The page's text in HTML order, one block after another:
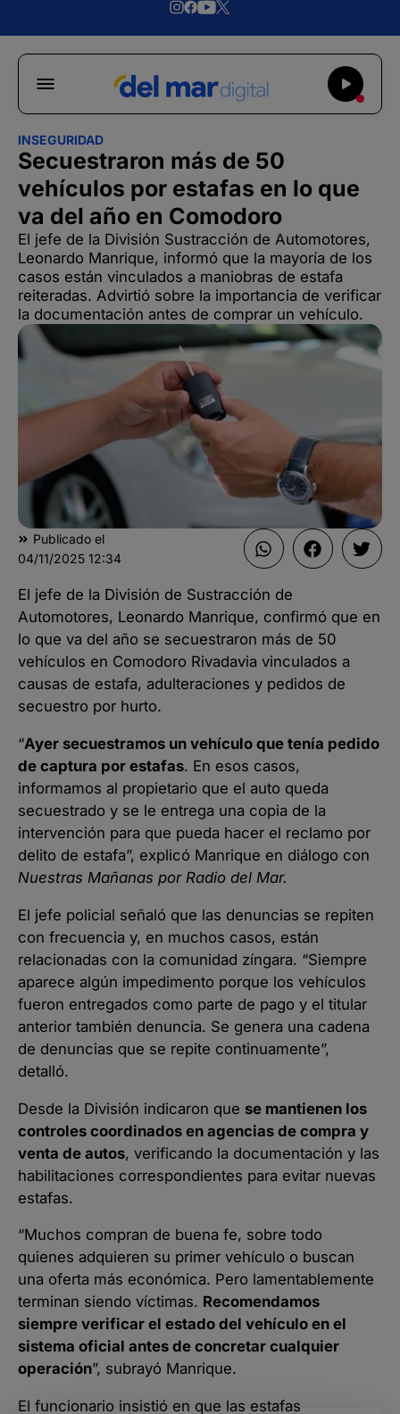
INSEGURIDAD
Secuestraron más de 50
vehículos por estafas en lo que
va del año en Comodoro
El jefe de la División Sustracción de Automotores,
Leonardo Manrique, informó que la mayoría de los
casos están vinculados a maniobras de estafa
reiteradas. Advirtió sobre la importancia de verificar
la documentación antes de comprar un vehículo.
Publicado el
04/11/2025 12:34
El jefe de la División de Sustracción de
Automotores, Leonardo Manrique, confirmó que en
lo que va del año se secuestraron más de 50
vehículos en Comodoro Rivadavia vinculados a
causas de estafa, adulteraciones y pedidos de
secuestro por hurto.
“Ayer secuestramos un vehículo que tenía pedido
de captura por estafas. En esos casos,
informamos al propietario que el auto queda
secuestrado y se le entrega una copia de la
intervención para que pueda hacer el reclamo por
delito de estafa”, explicó Manrique en diálogo con
Nuestras Mañanas por Radio del Mar.
El jefe policial señaló que las denuncias se repiten
con frecuencia y, en muchos casos, están
relacionadas con la comunidad zíngara. “Siempre
aparece algún impedimento porque los vehículos
fueron entregados como parte de pago y el titular
anterior también denuncia. Se genera una cadena
de denuncias que se repite continuamente”,
detalló.
Desde la División indicaron que se mantienen los
controles coordinados en agencias de compra y
venta de autos, verificando la documentación y las
habilitaciones correspondientes para evitar nuevas
estafas.
“Muchos compran de buena fe, sobre todo
quienes adquieren su primer vehículo o buscan
una oferta más económica. Pero lamentablemente
terminan siendo víctimas. Recomendamos
siempre verificar el estado del vehículo en el
sistema oficial antes de concretar cualquier
operación”, subrayó Manrique.
El funcionario insistió en que las estafas